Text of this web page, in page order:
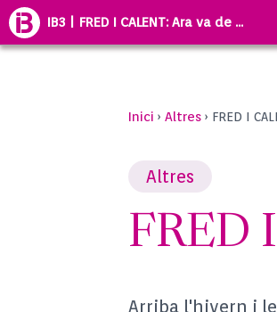
IB3 | FRED I CALENT: Ara va de ...
Inici › Altres › FRED I
Altres
FRED
Arriba l'hivern i